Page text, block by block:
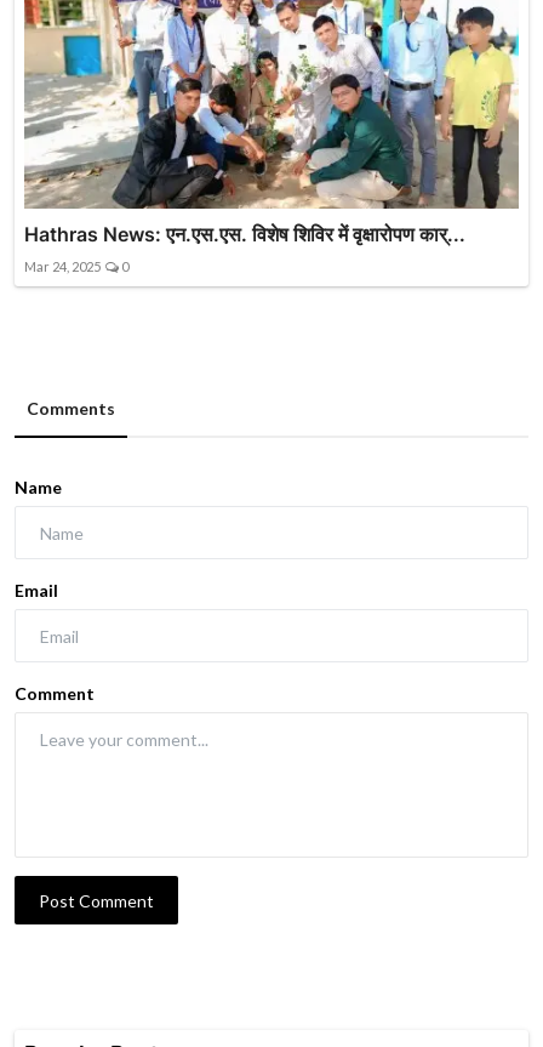
Hathras News: एन.एस.एस. विशेष शिविर में वृक्षारोपण कार्...
Mar 24, 2025 0
Comments
Name
Email
Comment
Post Comment